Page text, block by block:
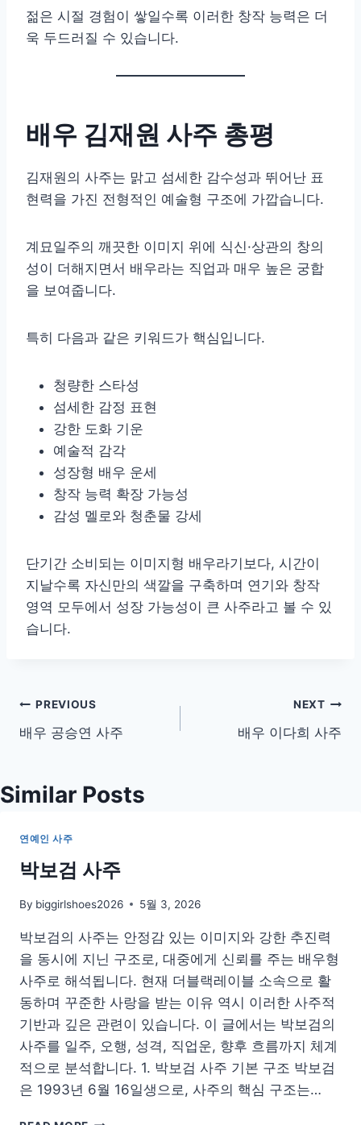
젊은 시절 경험이 쌓일수록 이러한 창작 능력은 더
욱 두드러질 수 있습니다.
배우 김재원 사주 총평
김재원의 사주는 맑고 섬세한 감수성과 뛰어난 표
현력을 가진 전형적인 예술형 구조에 가깝습니다.
계묘일주의 깨끗한 이미지 위에 식신·상관의 창의
성이 더해지면서 배우라는 직업과 매우 높은 궁합
을 보여줍니다.
특히 다음과 같은 키워드가 핵심입니다.
청량한 스타성
섬세한 감정 표현
강한 도화 기운
예술적 감각
성장형 배우 운세
창작 능력 확장 가능성
감성 멜로와 청춘물 강세
단기간 소비되는 이미지형 배우라기보다, 시간이
지날수록 자신만의 색깔을 구축하며 연기와 창작
영역 모두에서 성장 가능성이 큰 사주라고 볼 수 있
습니다.
글
탐
PREVIOUS
배우 공승연 사주
NEXT
배우 이다희 사주
Similar Posts
연예인 사주
박보검 사주
By biggirlshoes2026 5월 3, 2026
박보검의 사주는 안정감 있는 이미지와 강한 추진력
을 동시에 지닌 구조로, 대중에게 신뢰를 주는 배우형
사주로 해석됩니다. 현재 더블랙레이블 소속으로 활
동하며 꾸준한 사랑을 받는 이유 역시 이러한 사주적
기반과 깊은 관련이 있습니다. 이 글에서는 박보검의
사주를 일주, 오행, 성격, 직업운, 향후 흐름까지 체계
적으로 분석합니다. 1. 박보검 사주 기본 구조 박보검
은 1993년 6월 16일생으로, 사주의 핵심 구조는…
박